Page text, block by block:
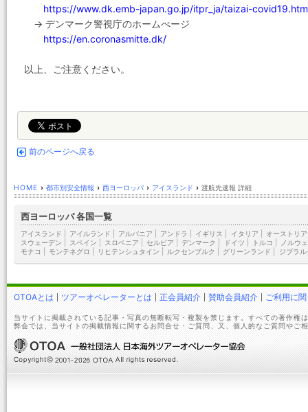
https://www.dk.emb-japan.go.jp/itpr_ja/taizai-
→ デンマーク警視庁のホームぺージ
https://en.coronasmitte.dk/
以上、ご注意ください。
前のページへ戻る
HOME › 都市別安全情報 › 西ヨーロッパ › アイスランド › 渡航先速報 詳細
西ヨーロッパ 各国一覧
アイスランド アイルランド アルバニア アンドラ イギリス イタリア オーストリア
スウェーデン
スペイン スロベニア セルビア デンマーク ドイツ トルコ
ノルウ
モナコ
モンテネグロ リヒテンシュタイン ルクセンブルク グリーンランド ジブラル
OTOAとは ツアーオペレーターとは 正会員紹介 賛助会員紹介 ご利用に
当サイトに掲載されている記事・写真の無断転写・複製を禁じます。すべての著作権
弊会では、当サイトの掲載情報に関するお問合せ・ご質問、又、個人的なご質問やご